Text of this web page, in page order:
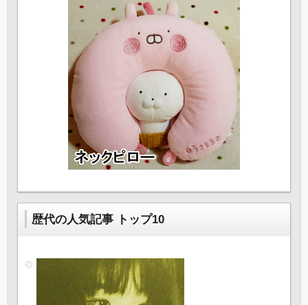
歴代の人気記事 トップ10